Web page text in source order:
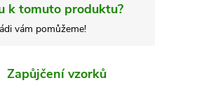
k tomuto produktu?
vám pomůžeme!
Zapůjčení vzorků